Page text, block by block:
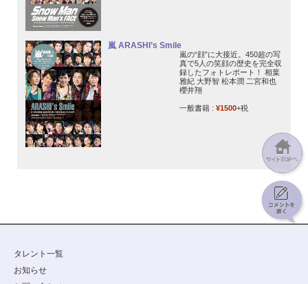
嵐 ARASHI’s Smile
嵐の“顔”に大接近。450超の写
真で5人の笑顔の歴史を完全収
録したフォトレポート！ 相葉
雅紀 大野智 松本潤 二宮和也
櫻井翔
一般書籍 : ¥1500+税
タレント一覧
お知らせ